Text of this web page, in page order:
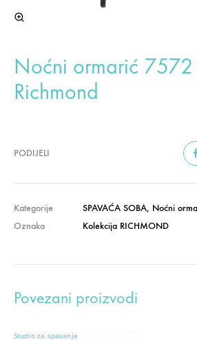
Noćni ormarić 7572
Richmond
PODIJELI
Kategorije SPAVAĆA SOBA, Noćni
Oznaka
Kolekcija RICHMOND
Povezani proizvodi
Studio za spavanje